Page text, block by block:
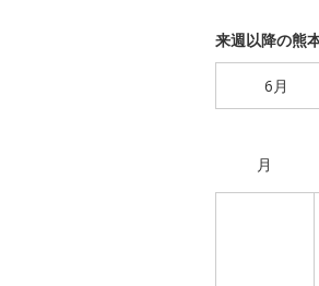
来週以降の熊
6月
月